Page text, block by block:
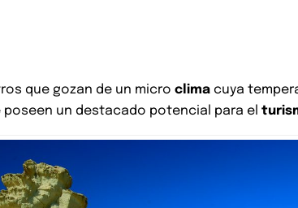
que gozan de un micro clima cuya
un destacado potencial para el